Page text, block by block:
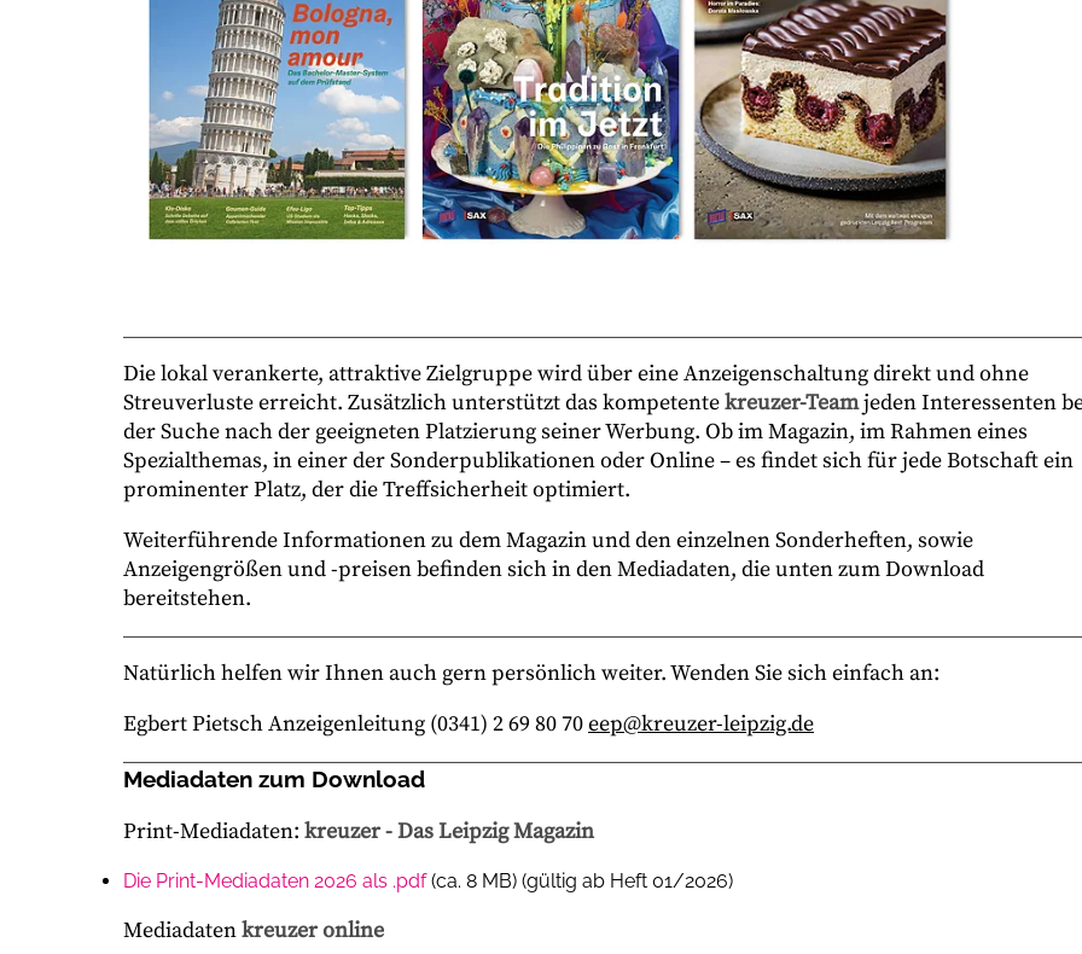
Die lokal verankerte, attraktive Zielgruppe wird über eine Anzeigenschaltung direkt und ohne
Streuverluste erreicht. Zusätzlich unterstützt das kompetentekreuzer-Teamjeden Interessenten
der Suche nach der geeigneten Platzierung seiner Werbung. Ob im Magazin, im Rahmen eines
Spezialthemas, in einer der Sonderpublikationen oder Online – es findet sich für jede Botschaft ein
prominenter Platz, der die Treffsicherheit optimiert.
Weiterführende Informationen zu dem Magazin und den einzelnen Sonderheften, sowie
Anzeigengrößen und -preisen befinden sich in den Mediadaten, die unten zum Download
bereitstehen.
Natürlich helfen wir Ihnen auch gern persönlich weiter. Wenden Sie sich einfach an:
Egbert Pietsch Anzeigenleitung (0341) 2 69 80 70eep@kreuzer-leipzig.de
Mediadaten zum Download
Print-Mediadaten: kreuzer - Das Leipzig Magazin
Die Print-Mediadaten 2026 als .pdf(ca. 8 MB) (gültig ab Heft 01/2026)
Mediadatenkreuzer online